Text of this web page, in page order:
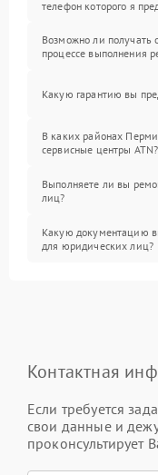
телефон которого я
Возможно ли получать
процессе выполнения
Какую гарантию вы
В каких районах Перми
сервисные центры ATN?
Выполняете ли вы
лиц?
Какую документацию
для юридических лиц?
Контактная
Если требуется
свои данные и
проконсультирует